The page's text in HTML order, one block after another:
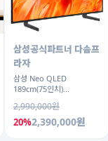
삼성공식파트너 다솜프
라자
삼성 Neo QLED
189cm(75인치)
TV
2,990,000원
20%2,390,000원